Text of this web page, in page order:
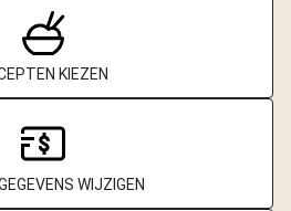
KIEZEN
WIJZIGEN